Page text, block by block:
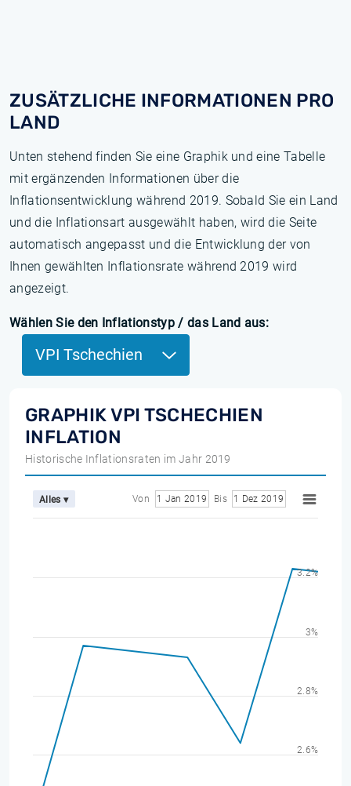
ZUSÄTZLICHE INFORMATIONEN PRO
LAND
Unten stehend finden Sie eine Graphik und eine Tabelle
mit ergänzenden Informationen über die
Inflationsentwicklung während 2019. Sobald Sie ein Land
und die Inflationsart ausgewählt haben, wird die Seite
automatisch angepasst und die Entwicklung der von
Ihnen gewählten Inflationsrate während 2019 wird
angezeigt.
Wählen Sie den Inflationstyp / das Land aus:
VPI Tschechien
GRAPHIK VPI TSCHECHIEN
INFLATION
Historische Inflationsraten im Jahr 2019
Alles ▾ Von 1 Jan 2019 Bis 1 Dez 2019
2.6%
2.8%
3%
3.2%